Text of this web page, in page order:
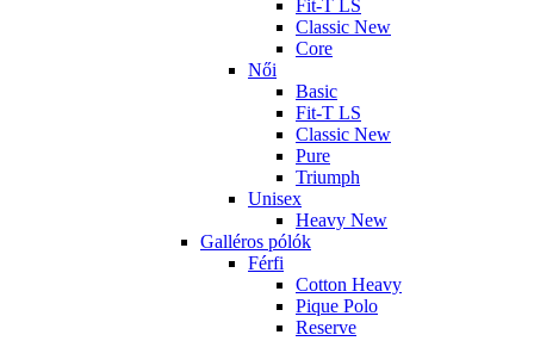
Fit-T LS
Classic New
Core
Női
Basic
Fit-T LS
Classic New
Pure
Triumph
Unisex
Heavy New
Galléros pólók
Férfi
Cotton Heavy
Pique Polo
Reserve